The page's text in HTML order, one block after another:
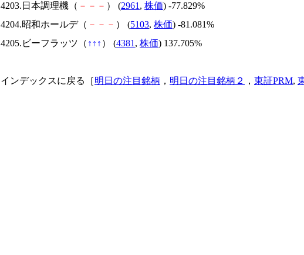
4203.日本調理機（ － － － ） (2961 , 株価) -77.829%
4204.昭和ホールデ（ － － － ） (5103, 株価) -81.081%
4205.ビーフラッツ（ ↑ ↑ ↑ ） (4381 , 株価) 137.705%
インデックスに戻る［明日の注目銘柄 ， 明日の注目銘柄２ ， 東証PRM,